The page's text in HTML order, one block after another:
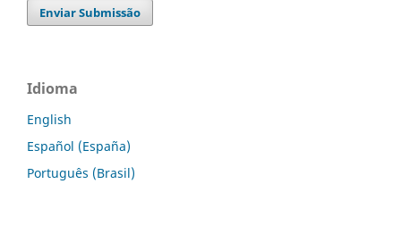
Enviar Submissão
Idioma
English
Español (España)
Português (Brasil)